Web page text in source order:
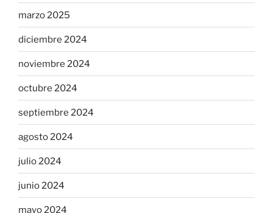
marzo 2025
diciembre 2024
noviembre 2024
octubre 2024
septiembre 2024
agosto 2024
julio 2024
junio 2024
mayo 2024